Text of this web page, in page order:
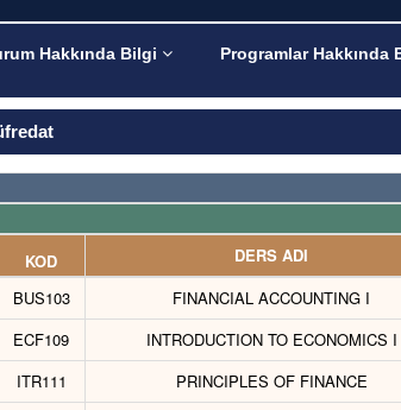
Hakkında Bilgi Programlar Hakkında
KOD
DERS ADI
BUS103
FINANCIAL ACCOUNTING I
ECF109
INTRODUCTION TO ECONOMICS I
ITR111
PRINCIPLES OF FINANCE